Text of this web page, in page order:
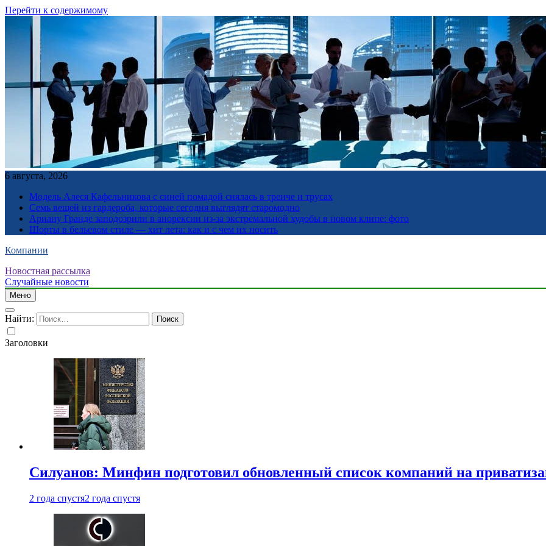
Перейти к содержимому
6 августа, 2026
Модель Алеся Кафельникова с синей помадой снялась в тренче и трусах
Семь вещей из гардероба, которые сегодня выглядят старомодно
Ариану Гранде заподозрили в анорексии из-за экстремальной худобы в новом клипе: фото
Шорты в бельевом стиле — хит лета: как и с чем их носить
Компании
Новостная рассылка
Случайные новости
Меню
Найти:
Заголовки
Силуанов: Минфин подготовил обновленный список компаний на
2 года спустя2 года спустя